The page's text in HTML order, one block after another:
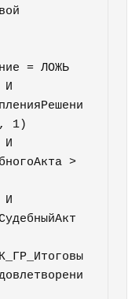
= ЛОЖЬ
1)
>